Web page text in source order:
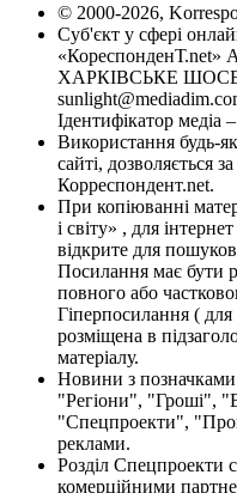
© 2000-2026,
Суб'єкт у сфері
«КореспонденТ.net»
ХАРКІВСЬКЕ ШОСЕ,
Ідентифікатор медіа
Використання будь-
сайті, дозволяється
Корреспондент.net.
При копіюванні
і світу» , для
відкрите для
Посилання має бути
повного або
Гіперпосилання (
розміщена в
матеріалу.
Новини з
"Регіони", "Гроші",
"Спецпроекти",
реклами.
Розділ Спецпроекти
комерційними